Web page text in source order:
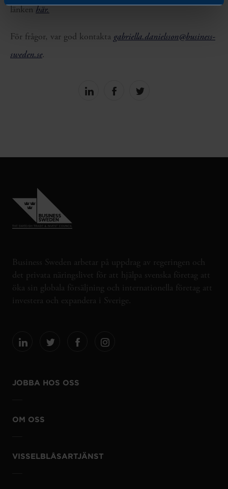
länkenhär.
För frågor, var god kontakta gabriella.danielsson@business-
sweden.se.
Share
Share
Share
Business Sweden arbetar på uppdrag av regeringen och
det privata näringslivet för att hjälpa svenska företag att
öka sin globala försäljning och internationella företag att
investera och expandera i Sverige.
JOBBA HOS OSS
OM OSS
VISSELBLÅSARTJÄNST